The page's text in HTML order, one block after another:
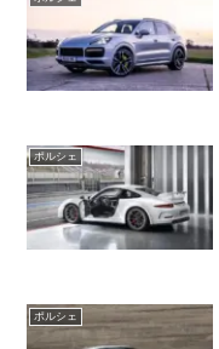
ポルシェ
ポルシェ